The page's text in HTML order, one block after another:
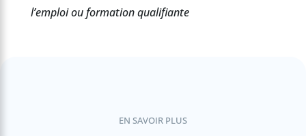
l’emploi ou formation qualifiante
EN SAVOIR PLUS